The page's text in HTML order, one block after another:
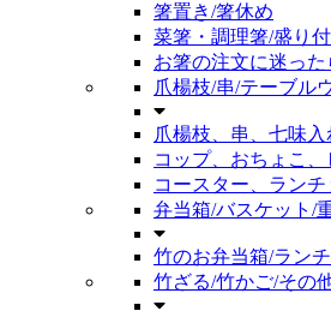
箸置き/箸休め
菜箸・調理箸/盛り
お箸の注文に迷った
爪楊枝/串/テーブル
爪楊枝、串、七味
コップ、おちょこ
コースター、ランチ
弁当箱/バスケット/
竹のお弁当箱/ラン
竹ざる/竹かご/その